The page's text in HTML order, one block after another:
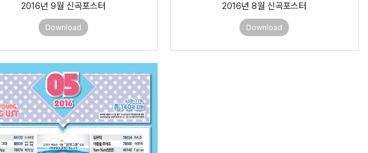
2016년 9월 신곡포스터
Download
2016년 8월 신곡포스터
Download